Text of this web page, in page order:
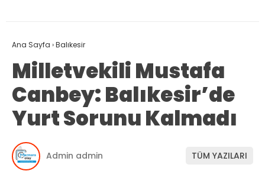
Ana Sayfa ›Balıkesir
Milletvekili Mustafa
Canbey: Balıkesir’de
Yurt Sorunu Kalmadı
Admin admin TÜM YAZILARI